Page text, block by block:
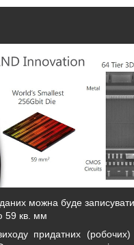
можна буде
59 кв. мм
придатних